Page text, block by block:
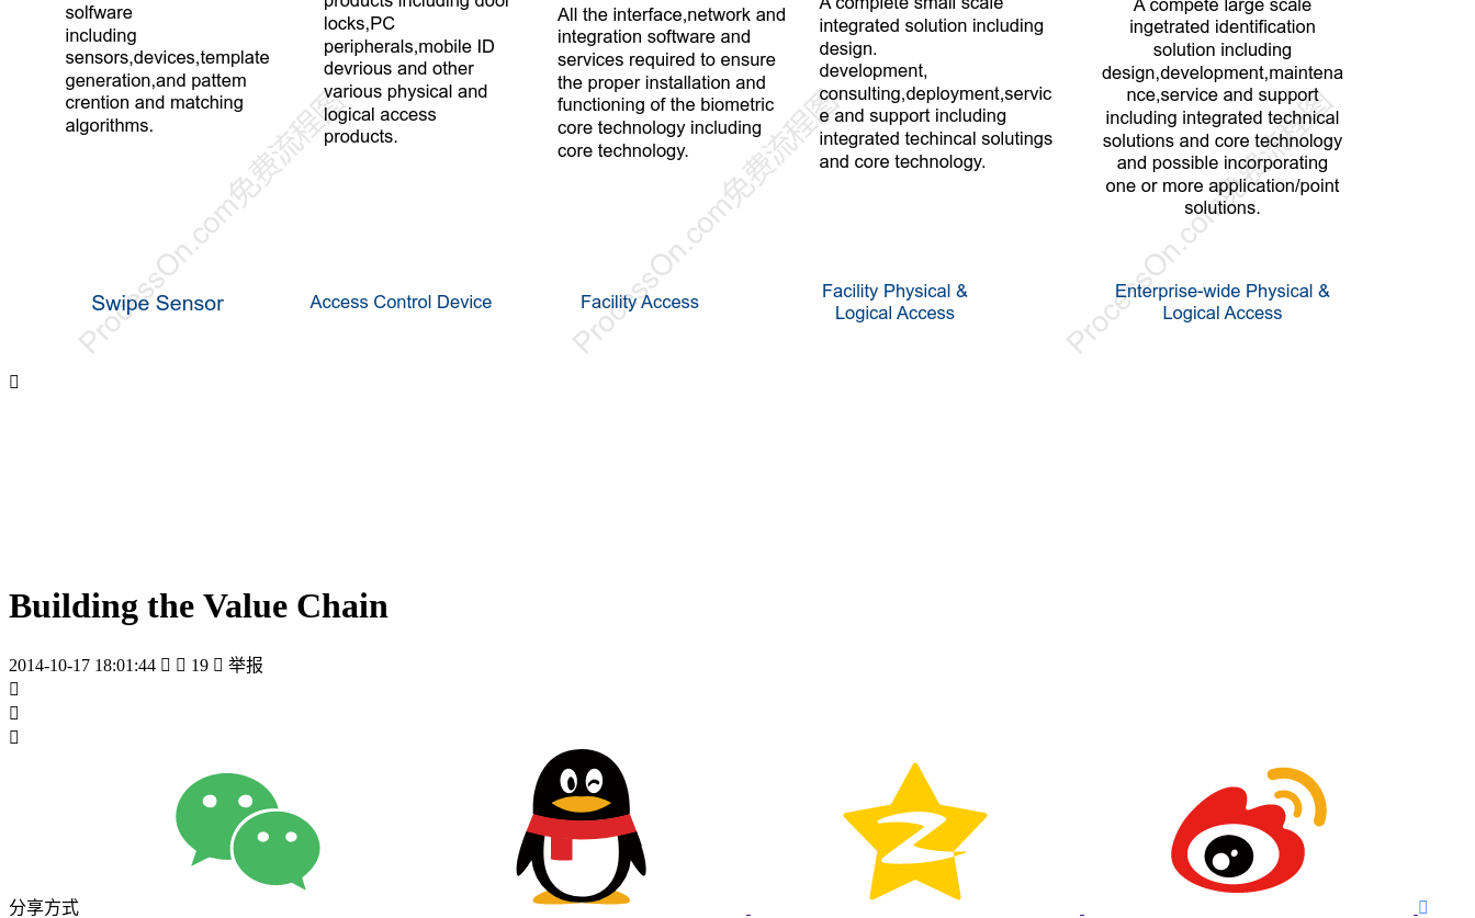

Building the Value Chain
2014-10-17 18:01:44   19  举报



分享方式 